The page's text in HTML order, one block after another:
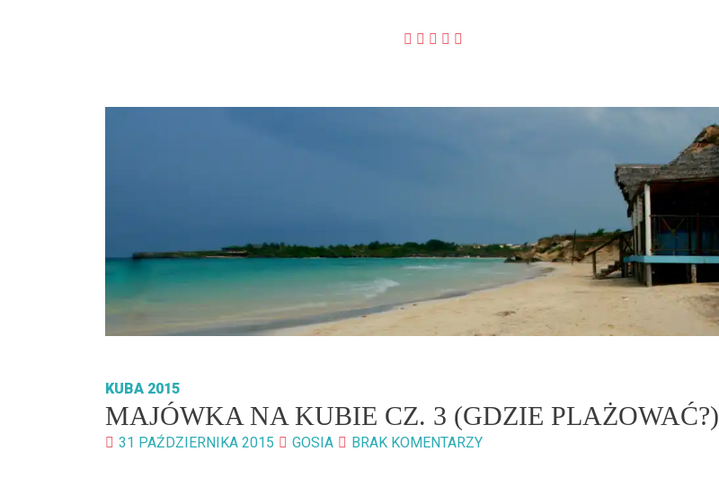
KUBA 2015
MAJÓWKA NA KUBIE CZ. 3 (GDZIE PLAŻOWAĆ?)
31 PAŹDZIERNIKA 2015 GOSIA BRAK KOMENTARZY